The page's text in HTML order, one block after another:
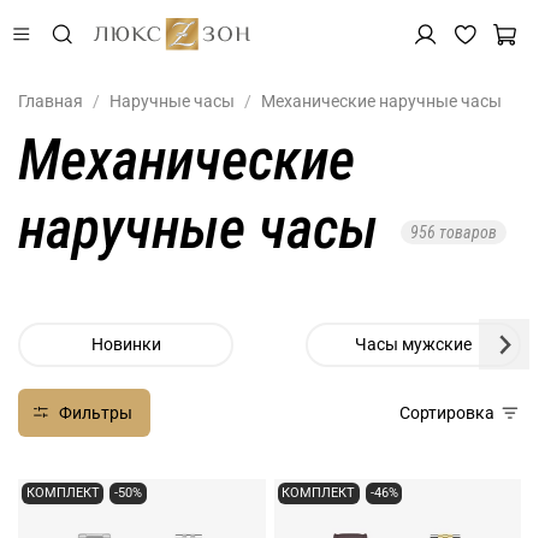
Главная Наручные часы Механические наручные часы
Механические
наручные часы
956 товаров
Новинки Часы мужские
Фильтры Сортировка
КОМПЛЕКТ -50% КОМПЛЕКТ -46%